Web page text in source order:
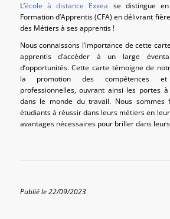
L’école à distance Exxea se distingue
Formation d’Apprentis (CFA) en délivrant
des Métiers à ses apprentis !
Nous connaissons l’importance de cette
apprentis d’accéder à un large
d’opportunités. Cette carte témoigne de
la promotion des compétences et
professionnelles, ouvrant ainsi les portes
dans le monde du travail. Nous sommes
étudiants à réussir dans leurs métiers en
avantages nécessaires pour briller dans
Publié le 22/09/2023